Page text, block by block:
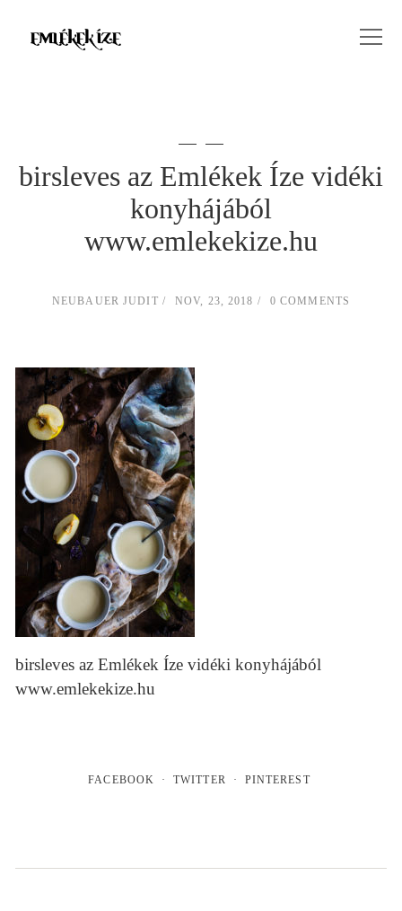
birsleves az Emlékek Íze vidéki
konyhájából
www.emlekekize.hu
NEUBAUER JUDIT NOV, 23, 2018 0 COMMENTS
birsleves az Emlékek Íze vidéki konyhájából
www.emlekekize.hu
FACEBOOK TWITTER PINTEREST